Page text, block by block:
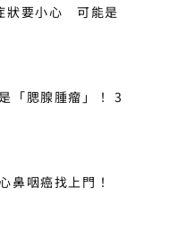
狀要小心 可能是
「腮腺腫瘤」！ 3
鼻咽癌找上門！